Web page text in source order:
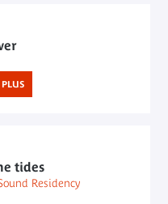
tides
Residency